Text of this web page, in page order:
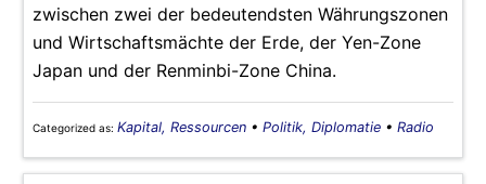
zwischen zwei der bedeutendsten Währungszonen
und Wirtschaftsmächte der Erde, der Yen-Zone
Japan und der Renminbi-Zone China.
Categorized as: Kapital, Ressourcen • Politik, Diplomatie • Radio